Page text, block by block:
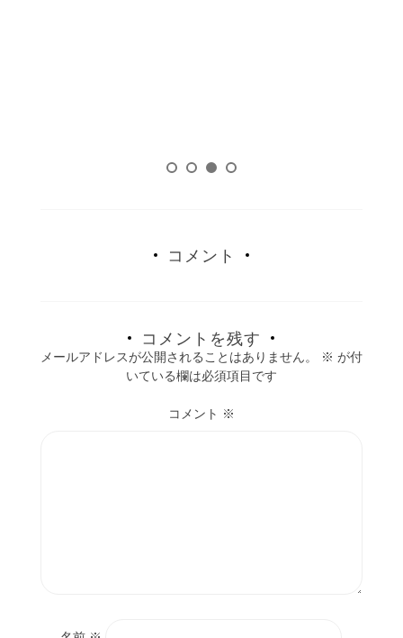
コメント
コメントを残す
メールアドレスが公開されることはありません。 ※ が付
いている欄は必須項目です
コメント ※